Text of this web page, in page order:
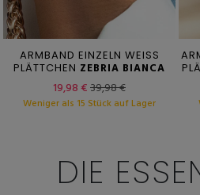
ARMBAND EINZELN WEISS
PLÄTTCHEN ZEBRIA BIANCA
19,98 €39,98 €
Weniger als 15 Stück auf Lager
DIE